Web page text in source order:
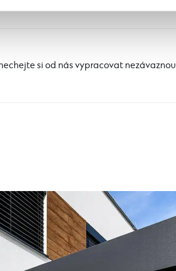
si od nás vypracovat nezávaznou